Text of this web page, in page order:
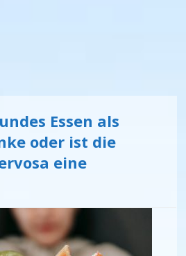
Essen als
oder ist die
eine